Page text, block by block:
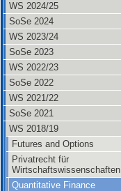
WS 2024/25
SoSe 2024
WS 2023/24
SoSe 2023
WS 2022/23
SoSe 2022
WS 2021/22
SoSe 2021
WS 2018/19
Futures and Options
Privatrecht für
Wirtschaftswissenschaften
Quantitative Finance